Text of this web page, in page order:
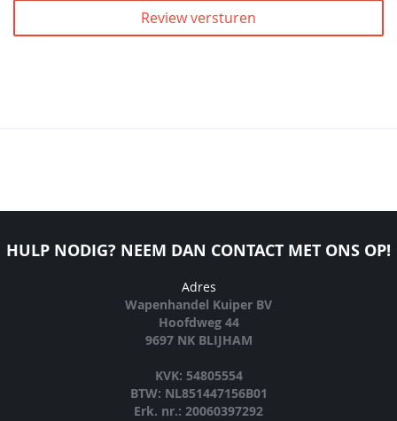
Review versturen
HULP NODIG? NEEM DAN CONTACT MET ONS OP!
Adres
Wapenhandel Kuiper BV
Hoofdweg 44
9697 NK BLIJHAM
KVK: 54805554
BTW: NL851447156B01
Erk. nr.: 20060397292